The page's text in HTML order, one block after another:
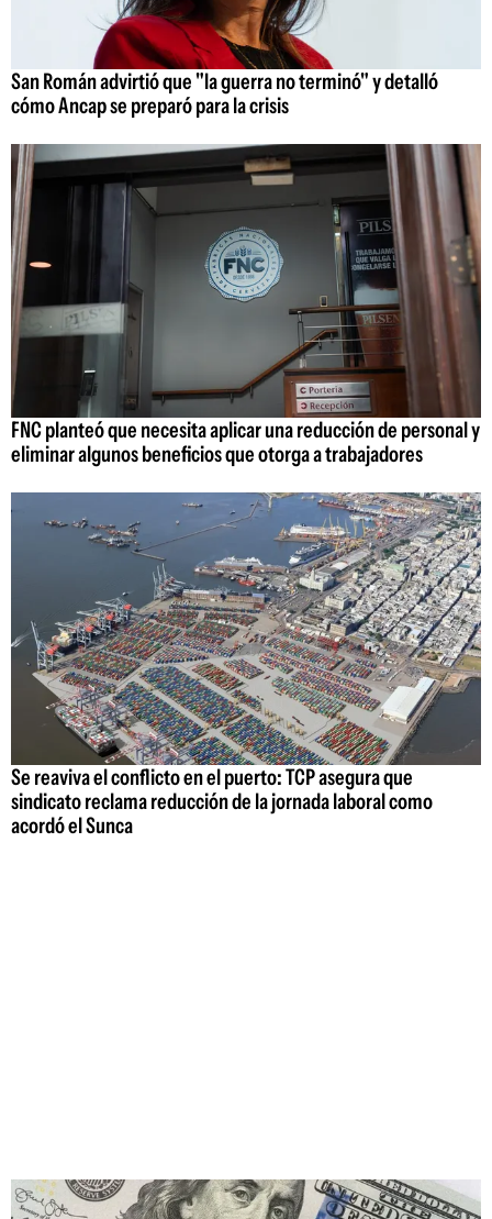
San Román advirtió que "la guerra no terminó" y detalló
cómo Ancap se preparó para la crisis
FNC planteó que necesita aplicar una reducción de personal y
eliminar algunos beneficios que otorga a trabajadores
Se reaviva el conflicto en el puerto: TCP asegura que
sindicato reclama reducción de la jornada laboral como
acordó el Sunca